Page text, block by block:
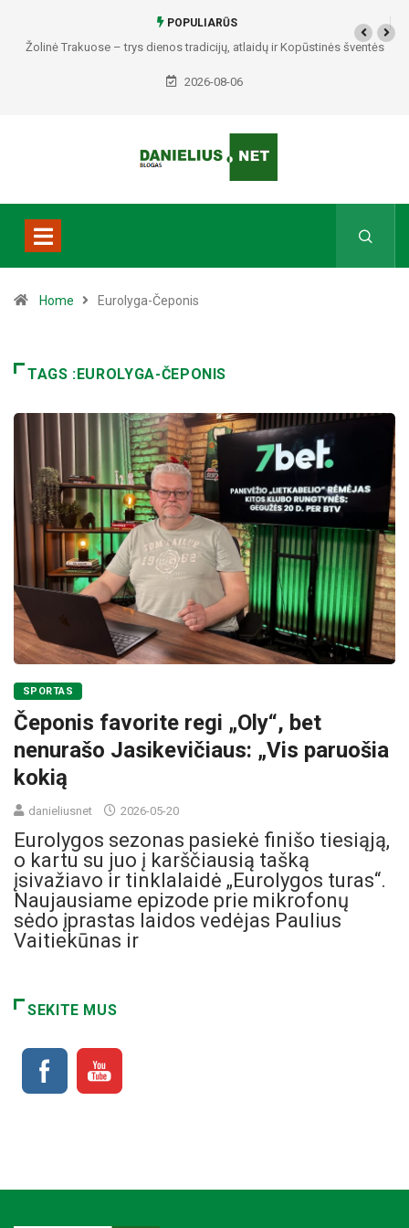
POPULIARŪS
Žolinė Trakuose – trys dienos tradicijų, atlaidų ir Kopūstinės šventės
2026-08-06
Home Eurolyga-Čeponis
TAGS :EUROLYGA-ČEPONIS
SPORTAS
Čeponis favorite regi „Oly“, bet
nenurašo Jasikevičiaus: „Vis paruošia
kokią
danieliusnet 2026-05-20
Eurolygos sezonas pasiekė finišo tiesiąją,
o kartu su juo į karščiausią tašką
įsivažiavo ir tinklalaidė „Eurolygos turas“.
Naujausiame epizode prie mikrofonų
sėdo įprastas laidos vedėjas Paulius
Vaitiekūnas ir
SEKITE MUS